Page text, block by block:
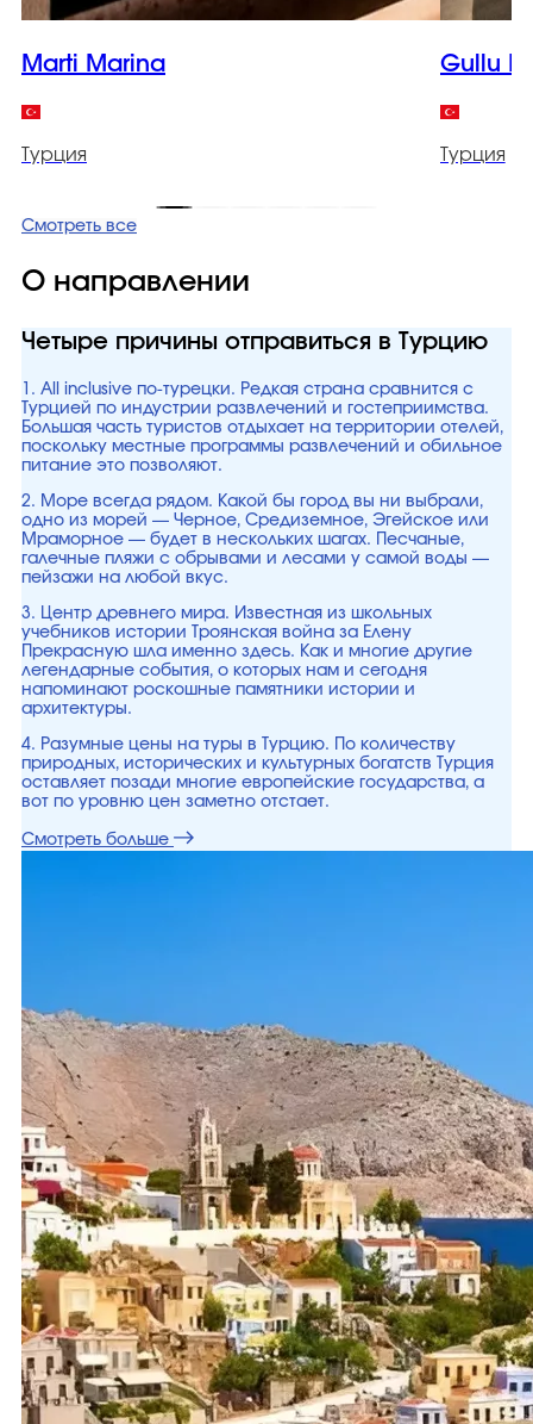
Marti Marina
Турция
Gullu
Турция
Смотреть все
О направлении
Четыре причины отправиться в Турцию
1. All inclusive по-турецки. Редкая страна сравнится с
Турцией по индустрии развлечений и гостеприимства.
Большая часть туристов отдыхает на территории отелей,
поскольку местные программы развлечений и обильное
питание это позволяют.
2. Море всегда рядом. Какой бы город вы ни выбрали,
одно из морей — Черное, Средиземное, Эгейское или
Мраморное — будет в нескольких шагах. Песчаные,
галечные пляжи с обрывами и лесами у самой воды —
пейзажи на любой вкус.
3. Центр древнего мира. Известная из школьных
учебников истории Троянская война за Елену
Прекрасную шла именно здесь. Как и многие другие
легендарные события, о которых нам и сегодня
напоминают роскошные памятники истории и
архитектуры.
4. Разумные цены на туры в Турцию. По количеству
природных, исторических и культурных богатств Турция
оставляет позади многие европейские государства, а
вот по уровню цен заметно отстает.
Смотреть больше